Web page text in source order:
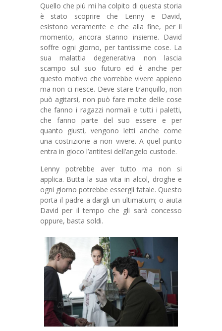
Quello che più mi ha colpito di questa storia
è stato scoprire che Lenny e David,
esistono veramente e che alla fine, per il
momento, ancora stanno insieme. David
soffre ogni giorno, per tantissime cose. La
sua malattia degenerativa non lascia
scampo sul suo futuro ed è anche per
questo motivo che vorrebbe vivere appieno
ma non ci riesce. Deve stare tranquillo, non
può agitarsi, non può fare molte delle cose
che fanno i ragazzi normali e tutti i paletti,
che fanno parte del suo essere e per
quanto giusti, vengono letti anche come
una costrizione a non vivere. A quel punto
entra in gioco l’antitesi dell’angelo custode.
Lenny potrebbe aver tutto ma non si
applica. Butta la sua vita in alcol, droghe e
ogni giorno potrebbe essergli fatale. Questo
porta il padre a dargli un ultimatum; o aiuta
David per il tempo che gli sarà concesso
oppure, basta soldi.